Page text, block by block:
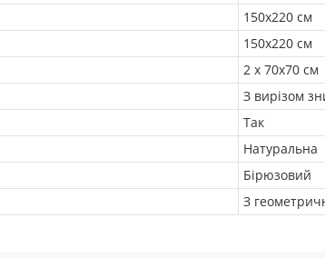
150х220 см
150х220 см
2 х 70х70 см
З вирізом
Так
Натуральна
Бірюзовий
З